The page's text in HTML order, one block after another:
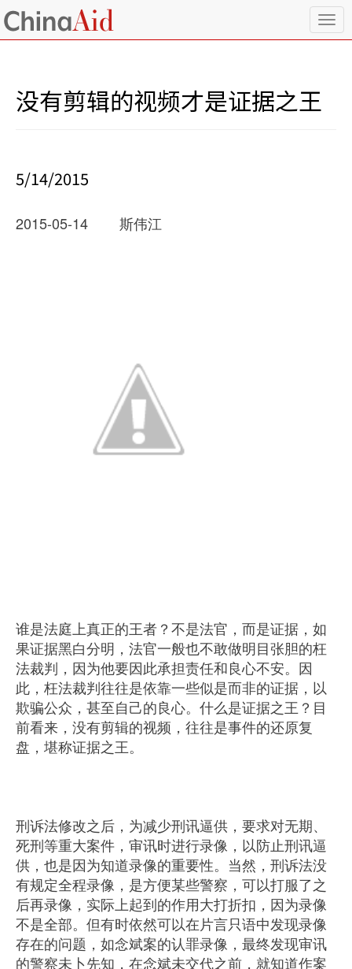
T
o
没有剪辑的视频才是证据之王
5/14/2015
2015-05-14        斯伟江
谁是法庭上真正的王者？不是法官，而是证据，如
果证据黑白分明，法官一般也不敢做明目张胆的枉
法裁判，因为他要因此承担责任和良心不安。因
此，枉法裁判往往是依靠一些似是而非的证据，以
欺骗公众，甚至自己的良心。什么是证据之王？目
前看来，没有剪辑的视频，往往是事件的还原复
盘，堪称证据之王。
刑诉法修改之后，为减少刑讯逼供，要求对无期、
死刑等重大案件，审讯时进行录像，以防止刑讯逼
供，也是因为知道录像的重要性。当然，刑诉法没
有规定全程录像，是方便某些警察，可以打服了之
后再录像，实际上起到的作用大打折扣，因为录像
不是全部。但有时依然可以在片言只语中发现录像
存在的问题，如念斌案的认罪录像，最终发现审讯
的警察未卜先知，在念斌未交代之前，就知道作案